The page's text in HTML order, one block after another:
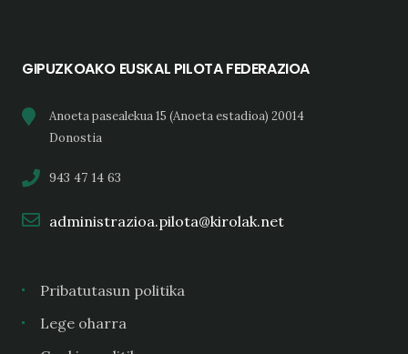
GIPUZKOAKO EUSKAL PILOTA FEDERAZIOA
Anoeta pasealekua 15 (Anoeta estadioa) 20014
Donostia
943 47 14 63
administrazioa.pilota@kirolak.net
Pribatutasun politika
Lege oharra